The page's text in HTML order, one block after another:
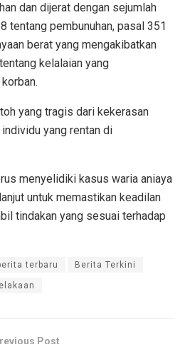
dan dijerat dengan sejumlah
tentang pembunuhan, pasal 351
berat yang mengakibatkan
kelalaian yang
yang tragis dari kekerasan
yang rentan di
menyelidiki kasus waria aniaya
untuk memastikan keadilan
tindakan yang sesuai terhadap
terbaru Berita Terkini
Post